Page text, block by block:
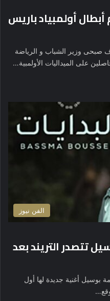
أولمبياد باريس
صبحى وزير الشباب و الرياضة
الفن نيوز
تتصدر التريند بعد
بوسيل أغنية جديدة لها أول